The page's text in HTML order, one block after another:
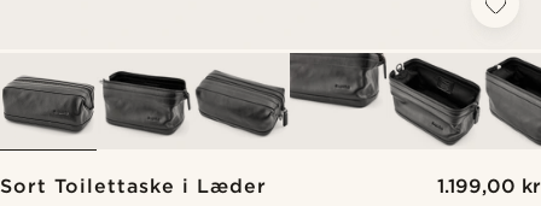
Sort Toilettaske i Læder 1.199,00 kr